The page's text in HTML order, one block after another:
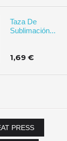
Taza De
Sublimación...
1,69 €
PRESS